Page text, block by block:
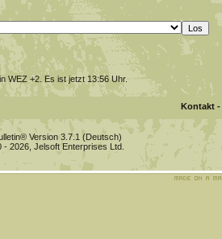
WEZ +2. Es ist jetzt13:56Uhr.
Kontakt-
Version 3.7.1 (Deutsch)
2026, Jelsoft Enterprises Ltd.